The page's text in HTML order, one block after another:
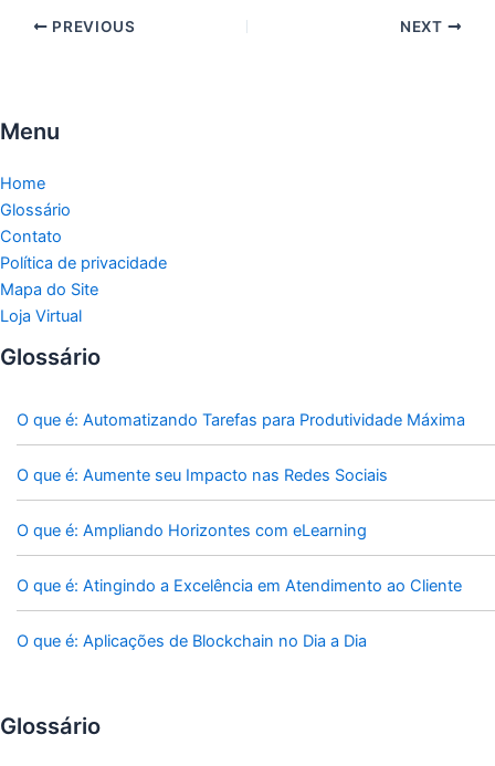
PREVIOUS NEXT
Menu
Home
Glossário
Contato
Política de privacidade
Mapa do Site
Loja Virtual
Glossário
O que é: Automatizando Tarefas para Produtividade Máxima
O que é: Aumente seu Impacto nas Redes Sociais
O que é: Ampliando Horizontes com eLearning
O que é: Atingindo a Excelência em Atendimento ao Cliente
O que é: Aplicações de Blockchain no Dia a Dia
Glossário